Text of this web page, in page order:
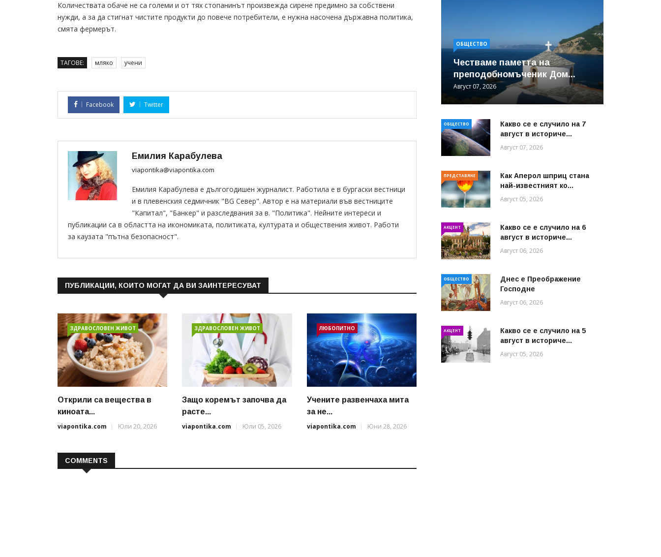
Количествата обаче не са големи и от тях стопанинът произвежда сирене предимно за собствени
нужди, а за да стигнат чистите продукти до повече потребители, е нужна насочена държавна политика,
смята фермерът.
ТАГОВЕ: мляко учени
Facebook Twitter
Емилия Карабулева
viapontika@viapontika.com
Емилия Карабулева е дългогодишен журналист. Работила е в бургаски вестници
и в плевенския седмичник "BG Север". Автор е на материали във вестниците
"Капитал", "Банкер" и разследвания за в. "Политика". Нейните интереси и
публикации са в областта на икономиката, политиката, културата и обществения живот. Работи
за каузата "пътна безопасност".
ПУБЛИКАЦИИ, КОИТО МОГАТ ДА ВИ ЗАИНТЕРЕСУВАТ
ЗДРАВОСЛОВЕН ЖИВОТ
Открили са вещества в
киноата...
viapontika.com
Юли 20, 2026
ЗДРАВОСЛОВЕН ЖИВОТ
Защо коремът започва да
расте...
viapontika.com
Юли 05, 2026
ЛЮБОПИТНО
Учените развенчаха мита
за не...
viapontika.com
Юни 28, 2026
COMMENTS
ОБЩЕСТВО
Честваме паметта на
преподобномъченик Дом...
Август 07, 2026
ОБЩЕСТВО
Какво се е случило на 7
август в историче...
Август 07, 2026
ПРЕДСТАВЯНЕ
Как Аперол шприц стана
най-известният ко...
Август 05, 2026
АКЦЕНТ
Какво се е случило на 6
август в историче...
Август 06, 2026
ОБЩЕСТВО
Днес е Преображение
Господне
Август 06, 2026
АКЦЕНТ
Какво се е случило на 5
август в историче...
Август 05, 2026